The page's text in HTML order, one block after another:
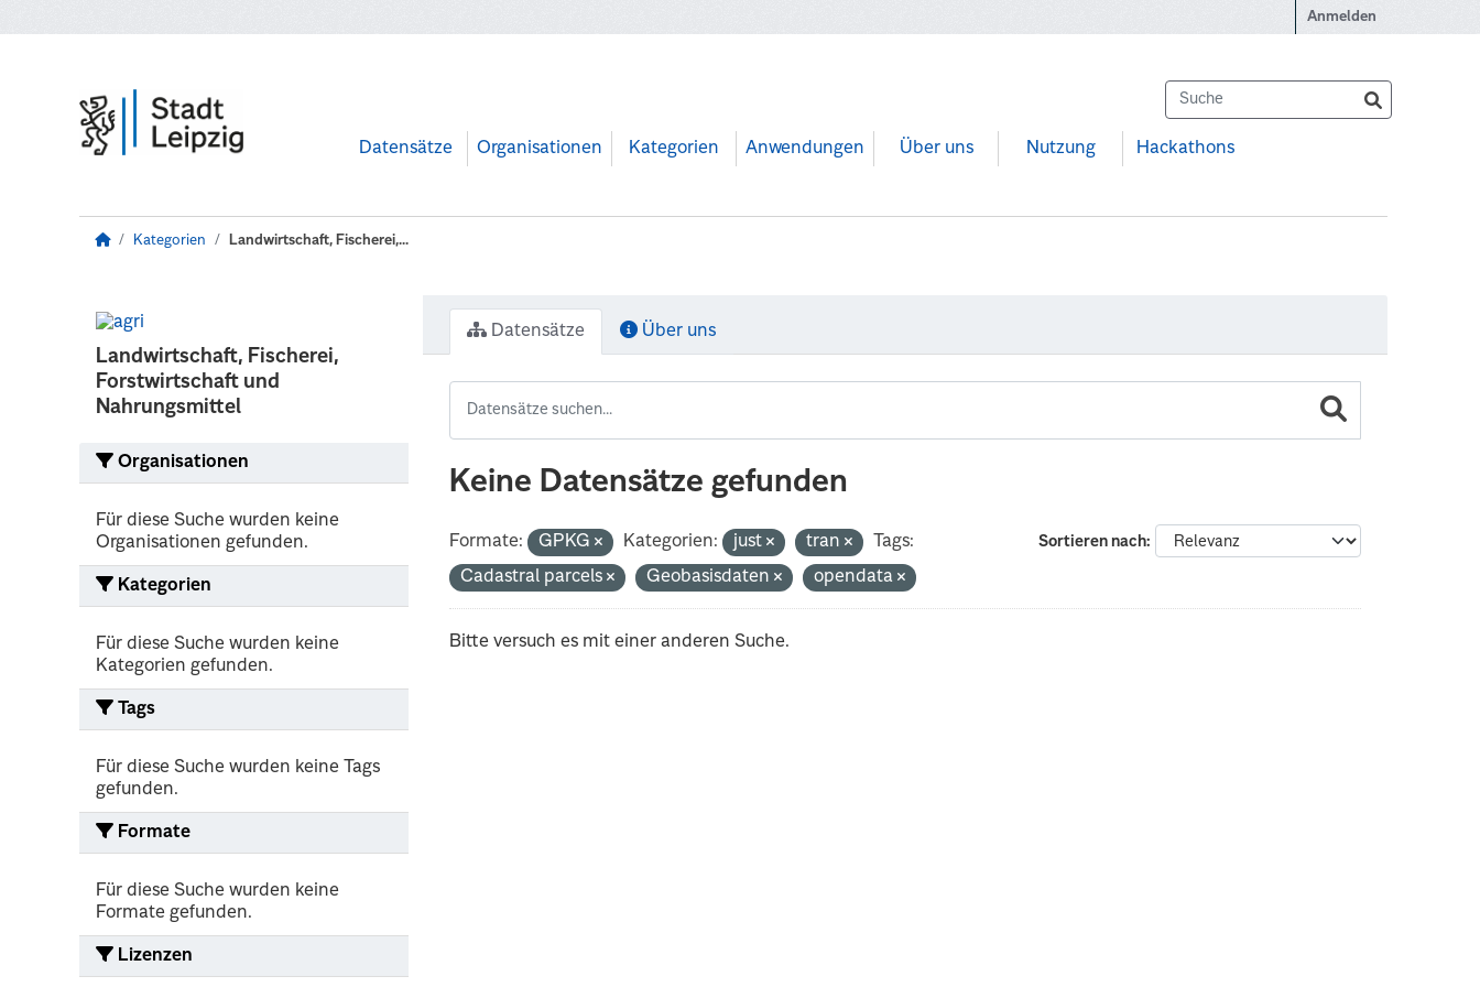
Anmelden
Datensätze Organisationen Kategorien Anwendungen Über uns Nutzung Hackathons
Kategorien Landwirtschaft, Fischerei,...
Landwirtschaft, Fischerei,
Forstwirtschaft und
Nahrungsmittel
Organisationen
Für diese Suche wurden keine
Organisationen gefunden.
Kategorien
Für diese Suche wurden keine
Kategorien gefunden.
Tags
Für diese Suche wurden keine Tags
gefunden.
Formate
Für diese Suche wurden keine
Formate gefunden.
Lizenzen
Datensätze Über uns
Keine Datensätze gefunden
Sortieren nach
Formate: GPKG Kategorien: just tran
Tags:
Cadastral parcels
Geobasisdaten opendata
Bitte versuch es mit einer anderen Suche.